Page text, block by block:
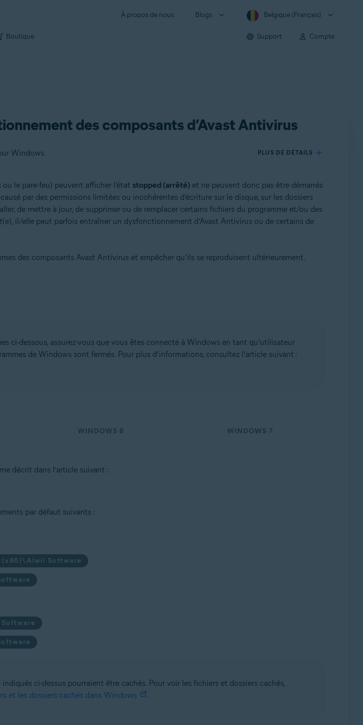
À propos de nous Blogs Belgique (Français)
Boutique Support Compte
des composants d’Avast Antivirus
Windows PLUS DE DÉTAILS
le pare-feu) peuvent afficher l’état stopped (arrêté)et ne peuvent donc pas être démarrés
par des permissions limitées ou incohérentes d’écriture sur le disque, sur les dossiers
de mettre à jour, de supprimer ou de remplacer certains fichiers du programme et/ou des
il/elle peut parfois entraîner un dysfonctionnement d’Avast Antivirus ou de certains de
des composants Avast Antivirus et empêcher qu’ils se reproduisent ultérieurement.
ci-dessous, assurez-vous que vous êtes connecté à Windows en tant qu’utilisateur
de Windows sont fermés. Pour plus d’informations, consultez l’article suivant :
WINDOWS 8 WINDOWS 7
décrit dans l’article suivant :
par défaut suivants :
(x86)\Alwil Software
ci-dessus pourraient être cachés. Pour voir les fichiers et dossiers cachés,
et les dossiers cachés dans Windows .